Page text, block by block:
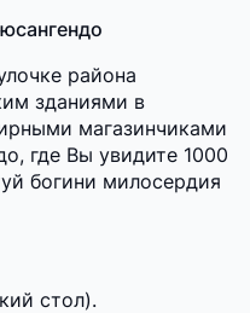
района
зданиями в
магазинчиками
где Вы увидите 1000
богини милосердия
стол).